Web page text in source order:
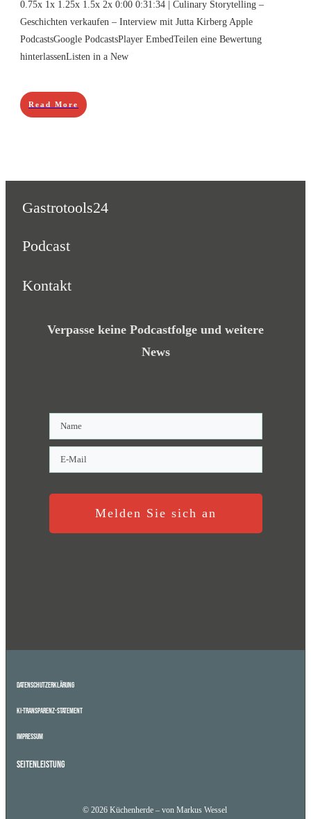
0.75x 1x 1.25x 1.5x 2x 0:00 0:31:34 | Culinary Storytelling –
Geschichten verkaufen – Interview mit Jutta Kirberg Apple
PodcastsGoogle PodcastsPlayer EmbedTeilen eine Bewertung
hinterlassenListen in a New
Read More
Gastrotools24
Podcast
Kontakt
Verpasse keine Podcastfolge und weitere
News
Melden Sie sich an
Datenschutzerklärung
KI-Transparenz-Statement
Impressum
Seitenleistung
© 2026 Küchenherde – von Markus Wessel